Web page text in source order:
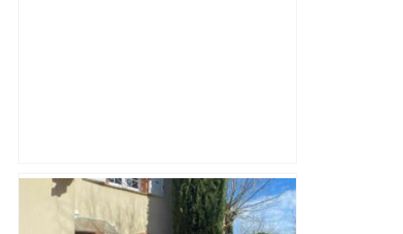
A680 Toulouse fermée dans les 2 sens
– Radio VINCI Autoroutes